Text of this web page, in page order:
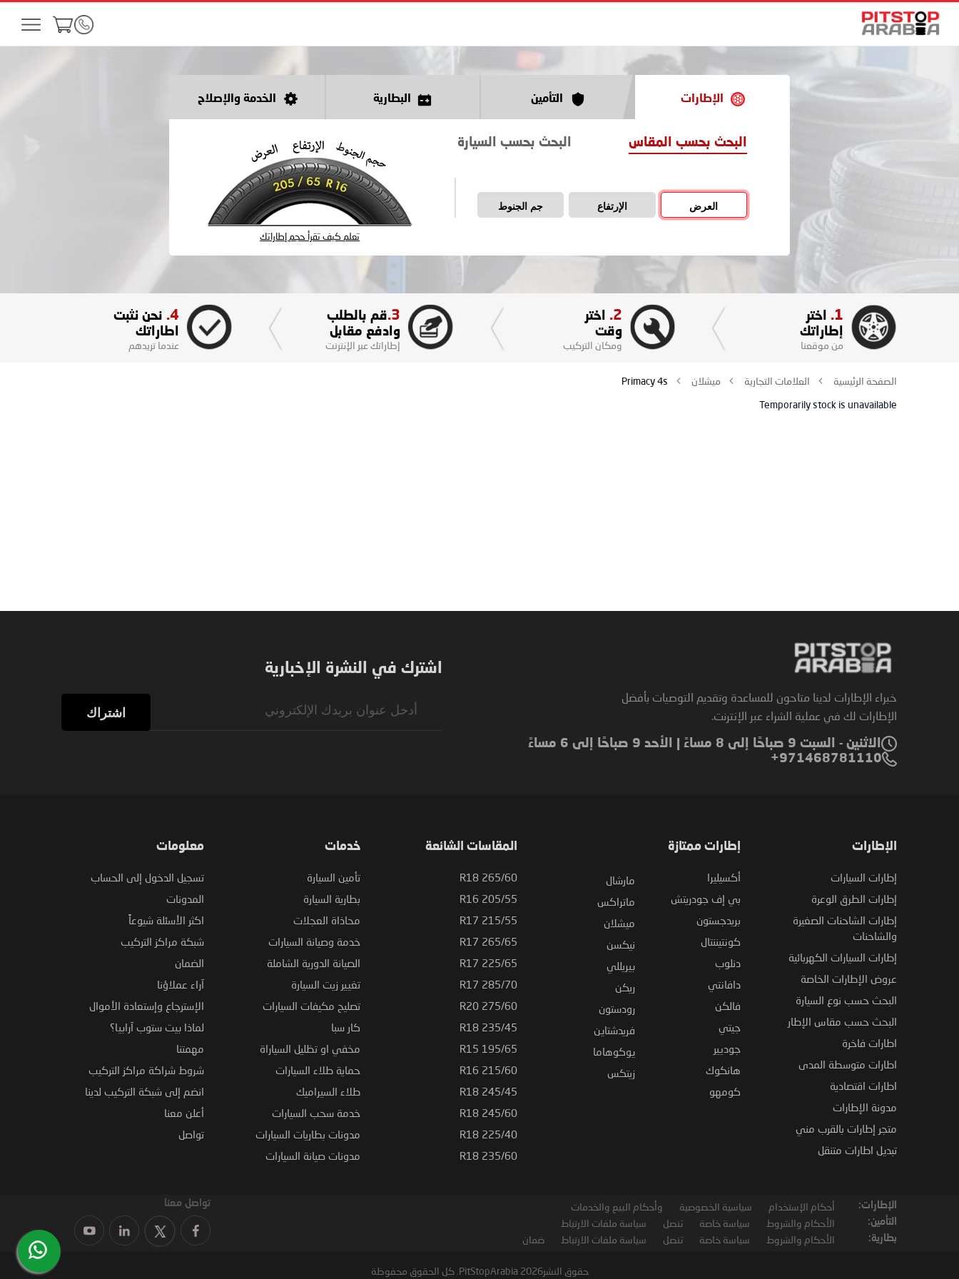
الإطارات التأمين البطارية الخدمة والإصلاح
البحث بحسب المقاس البحث بحسب السيارة
العرض الإرتفاع جم الجنوط
تعلم كيف تقرأ حجم إطاراتك
1.
اختر
إطاراتك
من موقعنا
2.
اختر
وقت
ومكان التركيب
3. قم بالطلب
وادفع مقابل
إطاراتك عبر الإنترنت
4. نحن نثبت
اطاراتك
عندما تريدهم
الصفحة الرئيسية العلامات التجارية ميشلان
Primacy 4s
Temporarily stock is unavailable
خبراء الإطارات لدينا متاحون للمساعدة وتقديم التوصيات بأفضل
الإطارات لك في عملية الشراء عبر الإنترنت.
الاثنين - السبت 9 صباحًا إلى 8 مساءً | الأحد 9 صباحًا إلى 6 مساءً
971468781110+
اشترك في النشرة الإخبارية
اشتراك
الإطارات
إطارات السيارات
إطارات الطرق الوعرة
إطارات الشاحنات الصغيرة
والشاحنات
إطارات السيارات الكهربائية
عروض الإطارات الخاصة
البحث حسب نوع السيارة
البحث حسب مقاس الإطار
اطارات فاخرة
اطارات متوسطة المدى
اطارات اقتصادية
مدونة الإطارات
متجر إطارات بالقرب مني
تبديل اطارات متنقل
إطارات ممتازة
أكسيليرا
بي إف جودريتش
بريدجستون
كونتيننتال
دنلوب
دافانتي
فالكن
جيتي
جوديير
هانكوك
كومهو
مارشال
ماتراكس
ميشلان
نيكسن
بيريللي
ريكن
رودستون
فريدشتاين
يوكوهاما
زيتكس
المقاسات الشائعة
265/60 R18
205/55 R16
215/55 R17
265/65 R17
225/65 R17
285/70 R17
275/60 R20
235/45 R18
195/65 R15
215/60 R16
245/45 R18
245/60 R18
225/40 R18
235/60 R18
خدمات
تأمين السيارة
بطارية السيارة
محاذاة العجلات
خدمة وصيانة السيارات
الصيانة الدورية الشاملة
تغيير زيت السيارة
تصليح مكيفات السيارات
كار سبا
مخفي او تظليل السياراة
حماية طلاء السيارات
طلاء السيراميك
خدمة سحب السيارات
مدونات بطاريات السيارات
مدونات صيانة السيارات
معلومات
تسجيل الدخول إلى الحساب
المدونات
اكثر الأسئلة شيوعاً
شبكة مراكز التركيب
الضمان
آراء عملاؤنا
الإسترجاع وإستعادة الأموال
لماذا بيت ستوب آرابيا؟
مهمتنا
شروط شراكة مراكز التركيب
انضم إلى شبكة التركيب لدينا
أعلن معنا
تواصل
الإطارات: أحكام الإستخدام سياسية الخصوصية وأحكام البيع والخدمات
التأمين: الأحكام والشروط سياسة خاصة تنصل سياسة ملفات الارتباط
بطارية: الأحكام والشروط سياسة خاصة تنصل سياسة ملفات الارتباط ضمان
تواصل معنا
حقوق النشر2026 PitStopArabia. كل الحقوق محفوظة